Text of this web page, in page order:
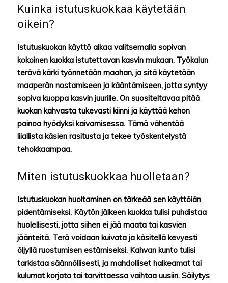
Kuinka istutuskuokkaa käytetään
oikein?
Istutuskuokan käyttö alkaa valitsemalla sopivan
kokoinen kuokka istutettavan kasvin mukaan. Työkalun
terävä kärki työnnetään maahan, ja sitä käytetään
maaperän nostamiseen ja kääntämiseen, jotta syntyy
sopiva kuoppa kasvin juurille. On suositeltavaa pitää
kuokan kahvasta tukevasti kiinni ja käyttää kehon
painoa hyödyksi kaivamisessa. Tämä vähentää
liiallista käsien rasitusta ja tekee työskentelystä
tehokkaampaa.
Miten istutuskuokkaa huolletaan?
Istutuskuokan huoltaminen on tärkeää sen käyttöiän
pidentämiseksi. Käytön jälkeen kuokka tulisi puhdistaa
huolellisesti, jotta siihen ei jää maata tai kasvien
jäänteitä. Terä voidaan kuivata ja käsitellä kevyesti
öljyllä ruostumisen estämiseksi. Kahvan kunto tulisi
tarkistaa säännöllisesti, ja mahdolliset halkeamat tai
kulumat korjata tai tarvittaessa vaihtaa uusiin. Säilytys